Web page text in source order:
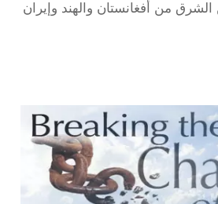
من أفغانستان والهند وإيران